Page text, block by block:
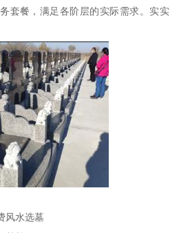
套餐，满足各阶层的实际需求。实实
风水选墓